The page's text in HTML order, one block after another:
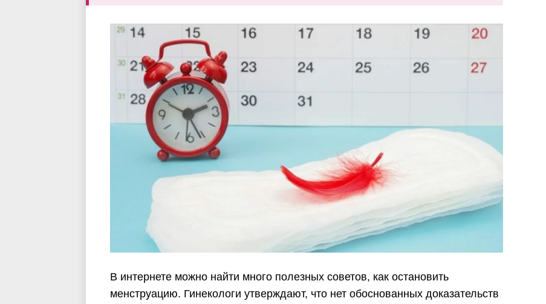
В интернете можно найти много полезных советов, как остановить
менструацию. Гинекологи утверждают, что нет обоснованных доказательств